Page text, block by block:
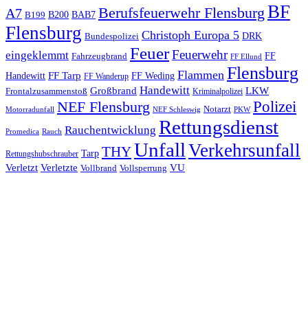
A7 B199 B200 BAB7 Berufsfeuerwehr Flensburg BF
Flensburg Bundespolizei Christoph Europa 5 DRK
eingeklemmt Fahrzeugbrand FeuerFeuerwehr FF Ellund FF
Handewitt FF Tarp FF Wanderup FF Weding Flammen Flensburg
Frontalzusammenstoß Großbrand Handewitt Kriminalpolizei LKW
Motorradunfall NEF Flensburg NEF Schleswig Notarzt PKW Polizei
Promedica Rauch Rauchentwicklung Rettungsdienst
Rettungshubschrauber Tarp THYUnfall Verkehrsunfall
Verletzt Verletzte Vollbrand Vollsperrung VU